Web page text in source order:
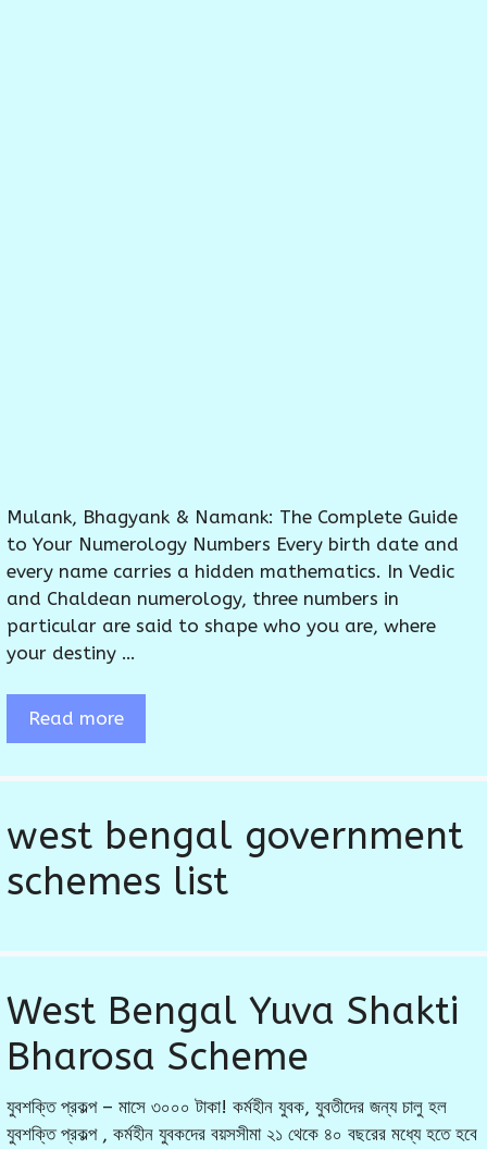
Mulank, Bhagyank & Namank: The Complete Guide
to Your Numerology Numbers Every birth date and
every name carries a hidden mathematics. In Vedic
and Chaldean numerology, three numbers in
particular are said to shape who you are, where
your destiny …
Read more
west bengal government
schemes list
West Bengal Yuva Shakti
Bharosa Scheme
যুবশক্তি প্রকল্প – মাসে ৩০০০ টাকা! কর্মহীন যুবক, যুবতীদের জন্য চালু হল
যুবশক্তি প্রকল্প , কর্মহীন যুবকদের বয়সসীমা ২১ থেকে ৪০ বছরের মধ্যে হতে হবে